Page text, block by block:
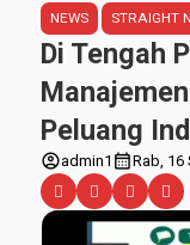
NEWS STRAIGHT
Di Tengah
Peluang
account_circleadmin1 calendar_monthRab, 16